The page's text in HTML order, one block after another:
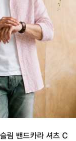
림 밴드카라 셔츠 C